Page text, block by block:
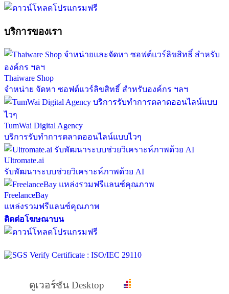
บริการของเรา
Thaiware Shop
จำหน่าย จัดหา ซอฟต์แวร์ลิขสิทธิ์ สำหรับองค์กร ฯลฯ
TumWai Digital Agency
บริการรับทำการตลาดออนไลน์แบบไวๆ
Ultromate.ai
รับพัฒนาระบบช่วยวิเคราะห์ภาพด้วย AI
FreelanceBay
แหล่งรวมฟรีแลนซ์คุณภาพ
ติดต่อโฆษณาบน
ดูเวอร์ชัน Desktop